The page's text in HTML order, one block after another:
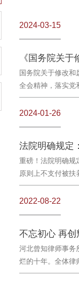
2024-03-15
国务院关于修改
全会精神，落实党
2024-01-26
重磅！法院明确规
原则上不支付被
2022-08-22
河北曾知律师事务
烂的十年。全体律